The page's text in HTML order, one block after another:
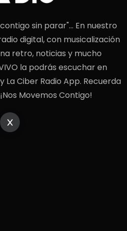
sin parar"... En nuestro
digital, con musicalización
retro, noticias y mucho
la podrás escuchar en
Ciber Radio App. Recuerda
Movemos Contigo!